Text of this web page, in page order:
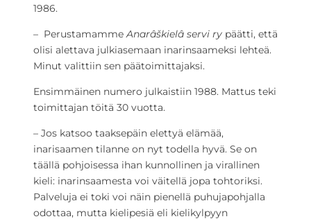
1986.
– PerustamammeAnarâškielâ servi ry päätti, että
olisi alettava julkiasemaan inarinsaameksi lehteä.
Minut valittiin sen päätoimittajaksi.
Ensimmäinen numero julkaistiin 1988. Mattus teki
toimittajan töitä 30 vuotta.
– Jos katsoo taaksepäin elettyä elämää,
inarisaamen tilanne on nyt todella hyvä. Se on
täällä pohjoisessa ihan kunnollinen ja virallinen
kieli: inarinsaamesta voi väitellä jopa tohtoriksi.
Palveluja ei toki voi näin pienellä puhujapohjalla
odottaa, mutta kielipesiä eli kielikylpyyn